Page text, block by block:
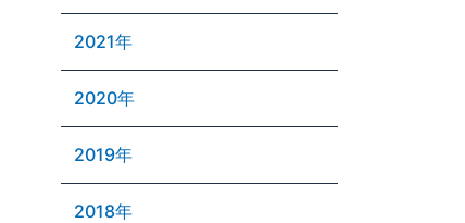
2021年
2020年
2019年
2018年